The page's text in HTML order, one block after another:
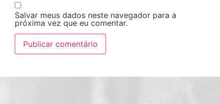
Salvar meus dados neste navegador para a
próxima vez que eu comentar.